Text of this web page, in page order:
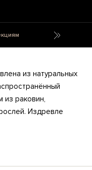
из натуральных
из раковин,
Издревле